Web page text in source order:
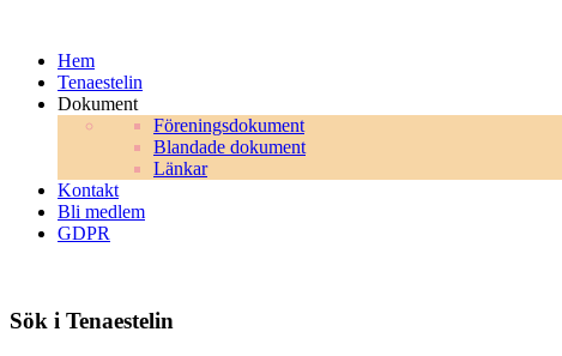
Hem
Tenaestelin
Dokument
Föreningsdokument
Blandade dokument
Länkar
Kontakt
Bli medlem
GDPR
Sök i Tenaestelin